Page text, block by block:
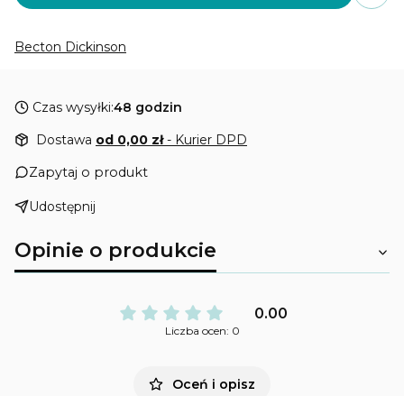
Becton Dickinson
Czas wysyłki:48 godzin
Dostawa od 0,00 zł- Kurier DPD
Zapytaj o produkt
Udostępnij
Opinie o produkcie
0.00
Liczba ocen: 0
Oceń i opisz